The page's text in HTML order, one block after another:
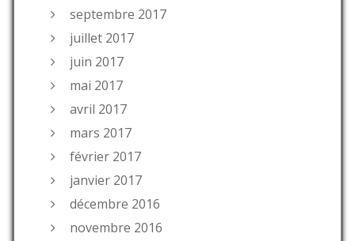
septembre 2017
juillet 2017
juin 2017
mai 2017
avril 2017
mars 2017
février 2017
janvier 2017
décembre 2016
novembre 2016